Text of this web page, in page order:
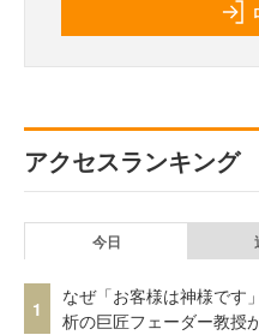
アクセスランキング
今日
1
なぜ「お客様は神様です
析の巨匠フェーダー教授